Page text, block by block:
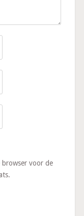
browser voor de